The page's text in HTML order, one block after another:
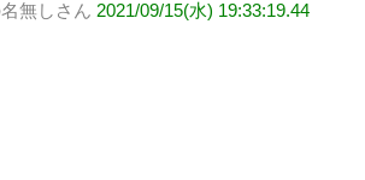
無しさん 2021/09/15(水) 19:33:19.44